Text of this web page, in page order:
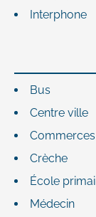
Interphone
Bus
Centre ville
Commerces
Crèche
École
Médecin